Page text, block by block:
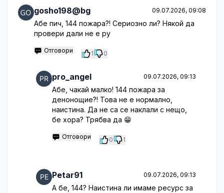
gosho198@bg 09.07.2026, 09:08
Абе пич, 144 пожара?! Сериозно ли? Някой да
провери дали не е ру
Отговори 1 0
pro_angel 09.07.2026, 09:13
Абе, чакай малко! 144 пожара за
денонощие?! Това не е нормално,
наистина. Да не са се наклали с нещо,
бе хора? Трябва да 😁
Отговори 0 1
Petar91 09.07.2026, 09:13
А бе, 144? Наистина ли имаме ресурс за